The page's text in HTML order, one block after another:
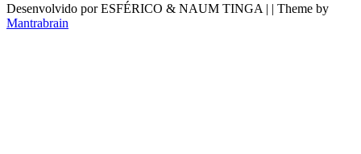
Desenvolvido por ESFÉRICO & NAUM TINGA | | Theme by
Mantrabrain